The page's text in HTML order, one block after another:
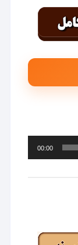
00:00